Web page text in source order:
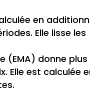
en
Elle lisse les
(EMA) donne
Elle est calculée